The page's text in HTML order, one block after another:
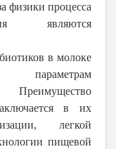
физики процесса
являются
в молоке
параметрам
в их
легкой
пищевой